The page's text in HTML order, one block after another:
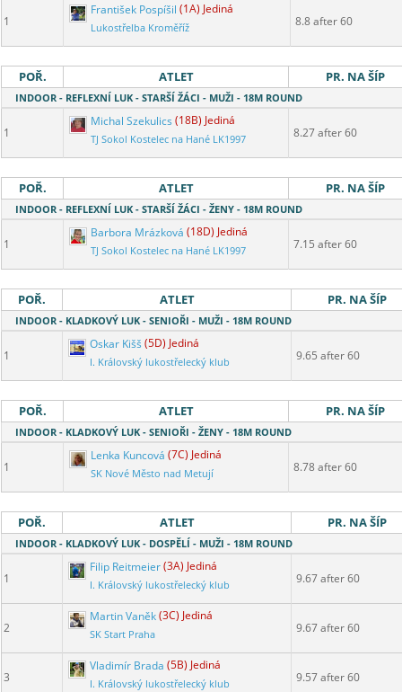
1
František Pospíšil (1A) Jediná
Lukostřelba Kroměříž 8.8 after 60
POŘ. ATLET PR. NA ŠÍP
INDOOR - REFLEXNÍ LUK - STARŠÍ ŽÁCI - MUŽI - 18M ROUND
1
Michal Szekulics (18B) Jediná
TJ Sokol Kostelec na Hané LK1997 8.27 after 60
POŘ. ATLET PR. NA ŠÍP
INDOOR - REFLEXNÍ LUK - STARŠÍ ŽÁCI - ŽENY - 18M ROUND
1
Barbora Mrázková (18D) Jediná
TJ Sokol Kostelec na Hané LK1997 7.15 after 60
POŘ. ATLET PR. NA ŠÍP
INDOOR - KLADKOVÝ LUK - SENIOŘI - MUŽI - 18M ROUND
1
Oskar Kišš (5D) Jediná
I. Královský lukostřelecký klub 9.65 after 60
POŘ. ATLET PR. NA ŠÍP
INDOOR - KLADKOVÝ LUK - SENIOŘI - ŽENY - 18M ROUND
1
Lenka Kuncová (7C) Jediná
SK Nové Město nad Metují 8.78 after 60
POŘ. ATLET PR. NA ŠÍP
INDOOR - KLADKOVÝ LUK - DOSPĚLÍ - MUŽI - 18M ROUND
1
Filip Reitmeier(3A) Jediná
I. Královský lukostřelecký klub 9.67 after 60
2
Martin Vaněk(3C) Jediná
SK Start Praha 9.67 after 60
3
Vladimír Brada (5B) Jediná
I. Královský lukostřelecký klub 9.57 after 60